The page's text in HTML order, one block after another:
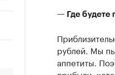
— Где будете
рублей. Мы
аппетиты.